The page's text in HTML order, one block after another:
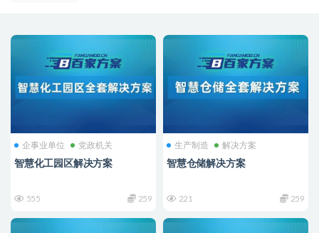
企事业单位 党政机关
智慧化工园区解决方案
555 259
生产制造 解决方案
智慧仓储解决方案
221 259